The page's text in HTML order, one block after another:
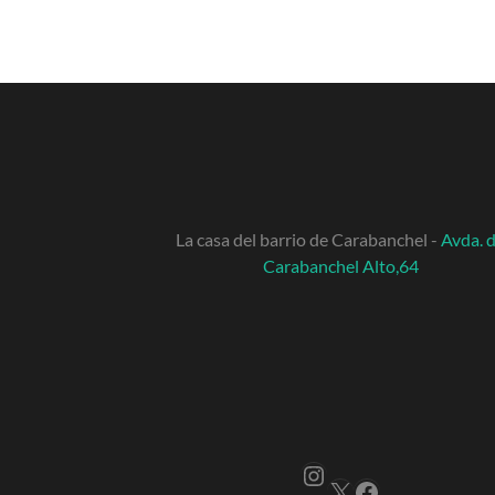
La casa del barrio de Carabanchel - Avda.
Carabanchel Alto,64
Instagram